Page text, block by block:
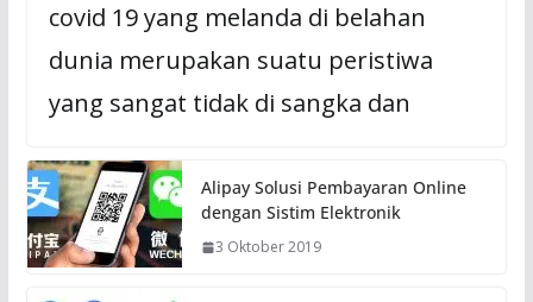
covid 19 yang melanda di belahan
dunia merupakan suatu peristiwa
yang sangat tidak di sangka dan
Alipay Solusi Pembayaran Online
dengan Sistim Elektronik
3 Oktober 2019